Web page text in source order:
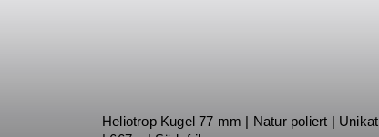
Heliotrop Kugel 77 mm | Natur poliert | Unikat